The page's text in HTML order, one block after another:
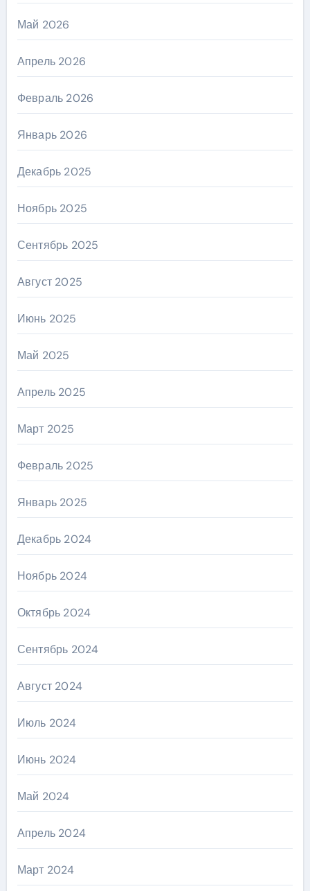
Май 2026
Апрель 2026
Февраль 2026
Январь 2026
Декабрь 2025
Ноябрь 2025
Сентябрь 2025
Август 2025
Июнь 2025
Май 2025
Апрель 2025
Март 2025
Февраль 2025
Январь 2025
Декабрь 2024
Ноябрь 2024
Октябрь 2024
Сентябрь 2024
Август 2024
Июль 2024
Июнь 2024
Май 2024
Апрель 2024
Март 2024